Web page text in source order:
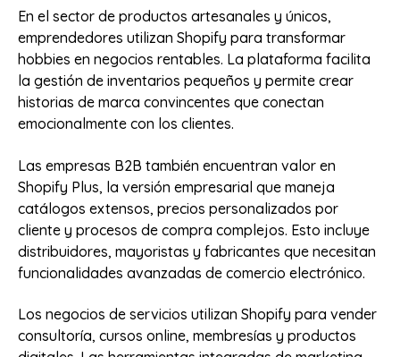
En el sector de productos artesanales y únicos,
emprendedores utilizan Shopify para transformar
hobbies en negocios rentables. La plataforma facilita
la gestión de inventarios pequeños y permite crear
historias de marca convincentes que conectan
emocionalmente con los clientes.
Las empresas B2B también encuentran valor en
Shopify Plus, la versión empresarial que maneja
catálogos extensos, precios personalizados por
cliente y procesos de compra complejos. Esto incluye
distribuidores, mayoristas y fabricantes que necesitan
funcionalidades avanzadas de comercio electrónico.
Los negocios de servicios utilizan Shopify para vender
consultoría, cursos online, membresías y productos